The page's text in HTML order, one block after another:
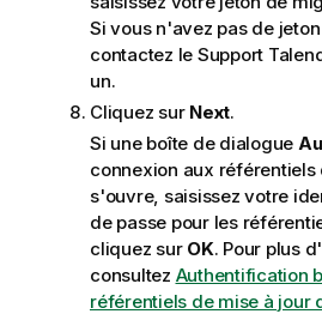
Si vous n'avez pas de
contactez le Support
un.
Cliquez sur Next.
Si une boîte de dialogue
connexion aux référentiels
s'ouvre, saisissez votre
de passe pour les
cliquez sur OK. Pour plus
consultez Authentification
référentiels de mise à jour